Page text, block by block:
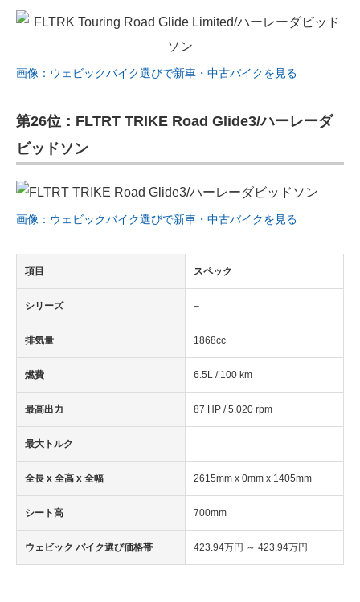
画像：ウェビックバイク選びで新車・中古バイクを見る
第26位：FLTRT TRIKE Road Glide3/ハーレーダ
ビッドソン
画像：ウェビックバイク選びで新車・中古バイクを見る
項目 スペック
シリーズ –
排気量 1868cc
燃費 6.5L / 100 km
最高出力 87 HP / 5,020 rpm
最大トルク
全長 x 全高 x 全幅 2615mm x 0mm x 1405mm
シート高 700mm
ウェビック バイク選び価格帯 423.94万円 ～ 423.94万円